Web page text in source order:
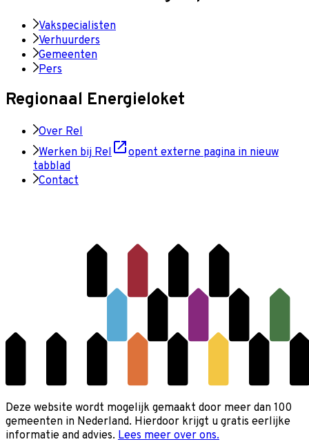
Vakspecialisten
Verhuurders
Gemeenten
Pers
Regionaal Energieloket
Over Rel
Werken bij Rel
opent externe pagina in nieuw
tabblad
Contact
Deze website wordt mogelijk gemaakt door meer dan 100
gemeenten in Nederland. Hierdoor krijgt u gratis eerlijke
informatie and advies. Lees meer over ons.